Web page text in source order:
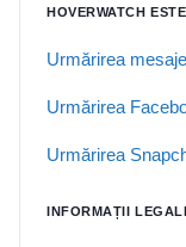
HOVERWATCH
Urmărirea
Urmărirea
Urmărirea
INFORMAȚII